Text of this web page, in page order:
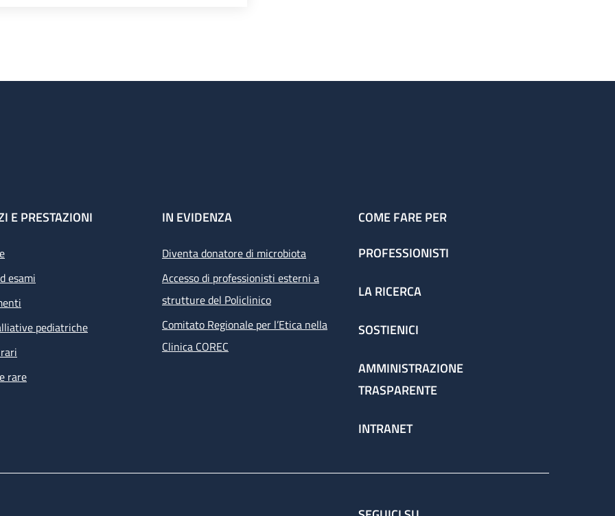
E PRESTAZIONI
esami
pediatriche
rare
IN EVIDENZA
Diventa donatore di microbiota
Accesso di professionisti esterni a
strutture del Policlinico
Comitato Regionale per l’Etica nella
Clinica COREC
COME FARE PER
PROFESSIONISTI
LA RICERCA
SOSTIENICI
AMMINISTRAZIONE
TRASPARENTE
INTRANET